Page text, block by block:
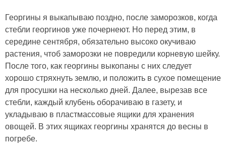
Георгины я выкапываю поздно, после заморозков, когда
стебли георгинов уже почернеют. Но перед этим, в
середине сентября, обязательно высоко окучиваю
растения, чтоб заморозки не повредили корневую шейку.
После того, как георгины выкопаны с них следует
хорошо стряхнуть землю, и положить в сухое помещение
для просушки на несколько дней. Далее, вырезав все
стебли, каждый клубень оборачиваю в газету, и
укладываю в пластмассовые ящики для хранения
овощей. В этих ящиках георгины хранятся до весны в
погребе.